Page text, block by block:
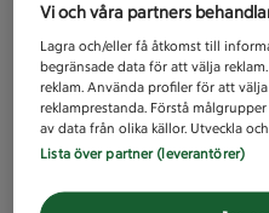
Vi och våra partners
Lagra och/eller få åtkomst till
begränsade data för att välja
reklam. Använda profiler för att
reklamprestanda. Förstå
av data från olika källor. Utveckla
Lista över partner (leverantörer)